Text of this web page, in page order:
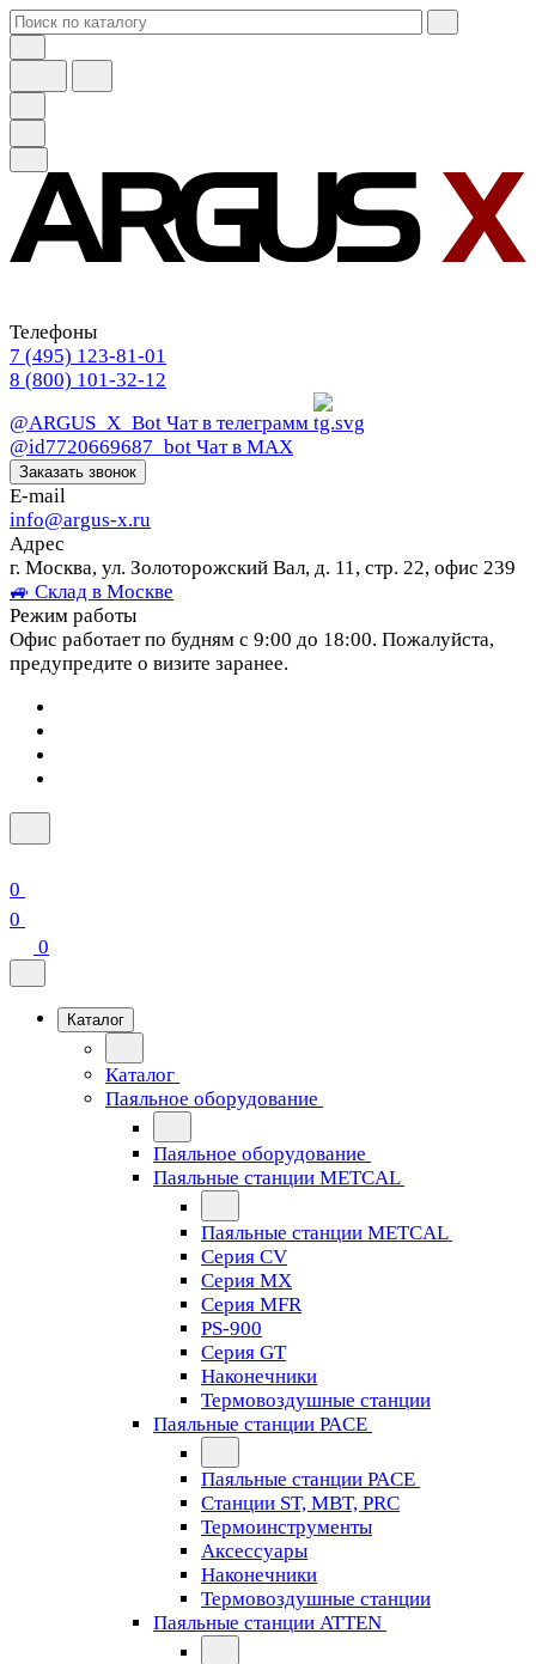
Телефоны
7 (495) 123-81-01
8 (800) 101-32-12
@ARGUS_X_Bot Чат в телеграмм
@id7720669687_bot Чат в МАХ
Заказать звонок
E-mail
info@argus-x.ru
Адрес
г. Москва, ул. Золоторожский Вал, д. 11, стр. 22, офис 239
🚙 Склад в Москве
Режим работы
Офис работает по будням с 9:00 до 18:00. Пожалуйста,
предупредите о визите заранее.
0
0
0
Каталог
Каталог
Паяльное оборудование
Паяльное оборудование
Паяльные станции METCAL
Паяльные станции METCAL
Серия CV
Серия MX
Серия MFR
PS-900
Серия GT
Наконечники
Термовоздушные станции
Паяльные станции PACE
Паяльные станции PACE
Станции ST, MBT, PRC
Термоинструменты
Аксессуары
Наконечники
Термовоздушные станции
Паяльные станции ATTEN